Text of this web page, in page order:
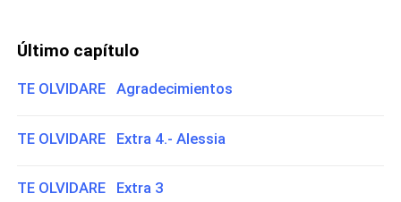
Último capítulo
TE OLVIDARE Agradecimientos
TE OLVIDARE Extra 4.- Alessia
TE OLVIDARE Extra 3